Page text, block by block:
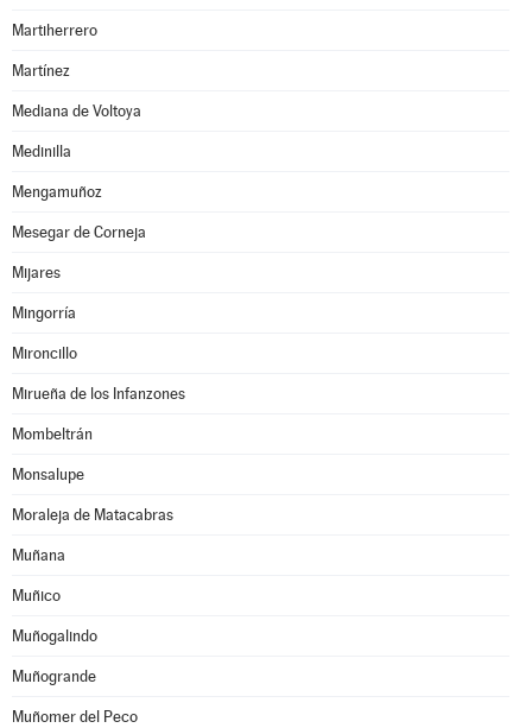
Martiherrero
Martínez
Mediana de Voltoya
Medinilla
Mengamuñoz
Mesegar de Corneja
Mijares
Mingorría
Mironcillo
Mirueña de los Infanzones
Mombeltrán
Monsalupe
Moraleja de Matacabras
Muñana
Muñico
Muñogalindo
Muñogrande
Muñomer del Peco